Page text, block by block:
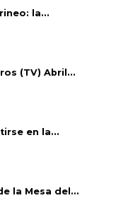
la...
(TV) Abril...
en la...
la Mesa del...